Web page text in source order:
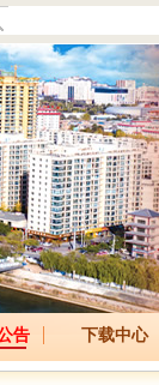
告 下载中心